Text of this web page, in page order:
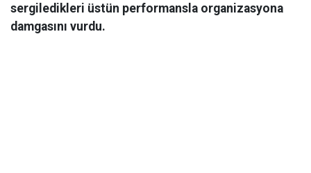
sergiledikleri üstün performansla organizasyona
damgasını vurdu.